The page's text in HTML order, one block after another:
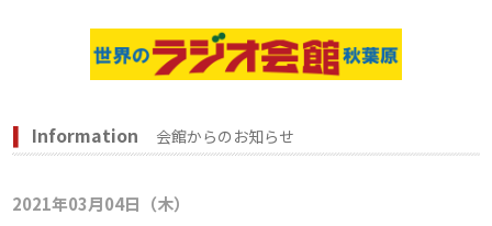
Information 会館からのお知らせ
2021年03月04日（木）